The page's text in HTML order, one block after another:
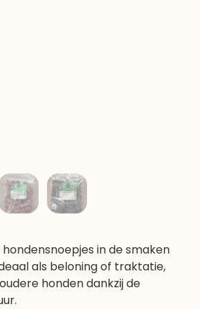
in de smaken
als beloning of traktatie,
honden dankzij de